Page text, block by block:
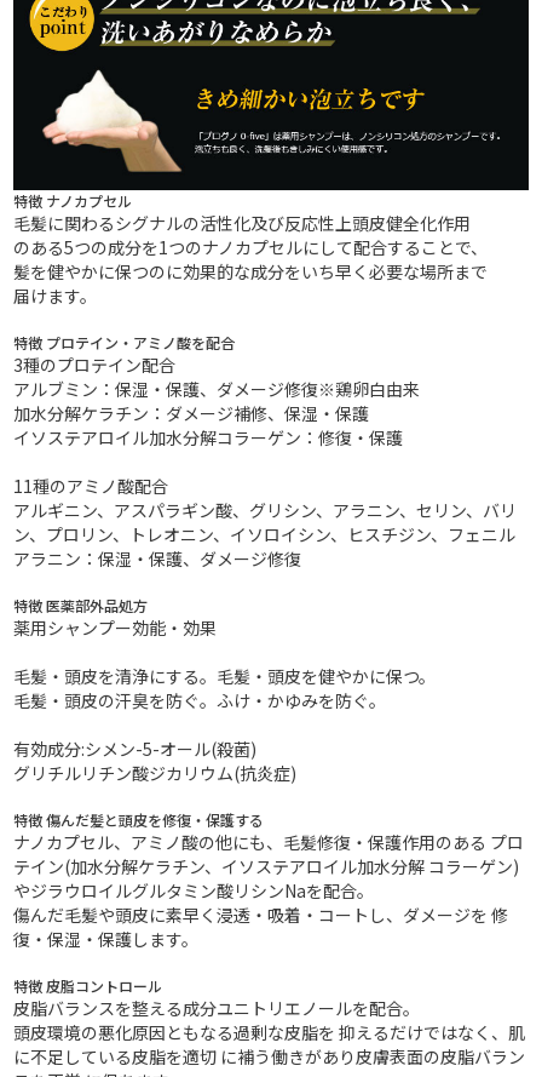
特徴 ナノカプセル
毛髪に関わるシグナルの活性化及び反応性上頭皮健全化作用
のある5つの成分を1つのナノカプセルにして配合することで、
髪を健やかに保つのに効果的な成分をいち早く必要な場所まで
届けます。
特徴 プロテイン・アミノ酸を配合
3種のプロテイン配合
アルブミン：保湿・保護、ダメージ修復※鶏卵白由来
加水分解ケラチン：ダメージ補修、保湿・保護
イソステアロイル加水分解コラーゲン：修復・保護
11種のアミノ酸配合
アルギニン、アスパラギン酸、グリシン、アラニン、セリン、バリ
ン、プロリン、トレオニン、イソロイシン、ヒスチジン、フェニル
アラニン：保湿・保護、ダメージ修復
特徴 医薬部外品処方
薬用シャンプー効能・効果
毛髪・頭皮を清浄にする。毛髪・頭皮を健やかに保つ。
毛髪・頭皮の汗臭を防ぐ。ふけ・かゆみを防ぐ。
有効成分:シメン-5-オール(殺菌)
グリチルリチン酸ジカリウム(抗炎症)
特徴 傷んだ髪と頭皮を修復・保護する
ナノカプセル、アミノ酸の他にも、毛髪修復・保護作用のある プロ
テイン(加水分解ケラチン、イソステアロイル加水分解 コラーゲン)
やジラウロイルグルタミン酸リシンNaを配合。
傷んだ毛髪や頭皮に素早く浸透・吸着・コートし、ダメージを 修
復・保湿・保護します。
特徴 皮脂コントロール
皮脂バランスを整える成分ユニトリエノールを配合。
頭皮環境の悪化原因ともなる過剰な皮脂を 抑えるだけではなく、肌
に不足している皮脂を適切 に補う働きがあり皮膚表面の皮脂バラン